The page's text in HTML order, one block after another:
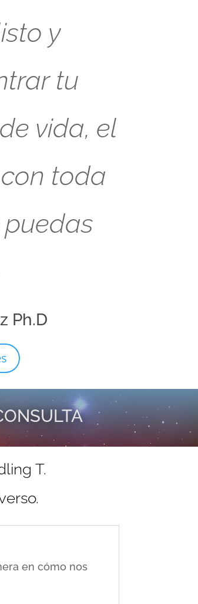
y
tu
vida, el
toda
Ph.D
T.
en cómo nos